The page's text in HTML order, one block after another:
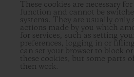
These cookies are necessary
function and cannot be
systems. They are usually only
actions made by you which
for services, such as setting
preferences, logging in or
can set your browser to block
these cookies, but some parts
then work.